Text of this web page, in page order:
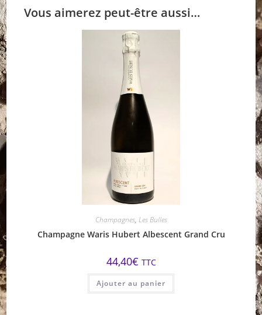
Vous aimerez peut-être aussi…
Champagnes, Les Bulles
Champagne Waris Hubert Albescent Grand Cru
44,40€ TTC
Ajouter au panier